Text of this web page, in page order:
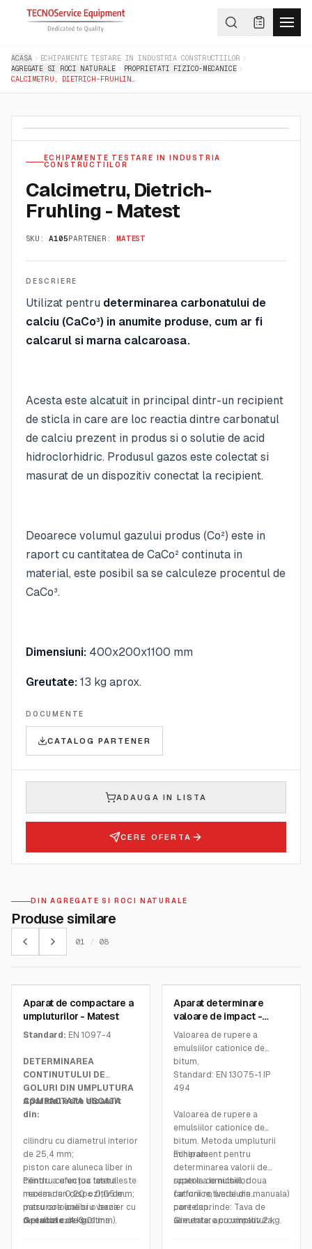
ACASA
ECHIPAMENTE TESTARE IN INDUSTRIA CONSTRUCTIILOR
AGREGATE SI ROCI NATURALE
PROPRIETATI FIZICO-MECANICE
ECHIPAMENTE TESTARE IN INDUSTRIA
CONSTRUCTIILOR
Calcimetru, Dietrich-
Fruhling - Matest
SKU: A105PARTENER: MATEST
DESCRIERE
Utilizat pentru determinarea carbonatului de
calciu (CaCo³) in anumite produse, cum ar fi
calcarul si marna calcaroasa.
Acesta este alcatuit in principal dintr-un recipient
de sticla in care are loc reactia dintre carbonatul
de calciu prezent in produs si o solutie de acid
hidroclorhidric. Produsul gazos este colectat si
masurat de un dispozitiv conectat la recipient.
Deoarece volumul gazului produs (Co²) este in
raport cu cantitatea de CaCo² continuta in
material, este posibil sa se calculeze procentul de
CaCo³.
Dimensiuni: 400x200x1100 mm
Greutate: 13 kg aprox.
DOCUMENTE
CATALOG PARTENER
ADAUGA IN LISTA
CERE OFERTA
DIN AGREGATE SI ROCI NATURALE
Produse similare
01 / 08
SKU:A124
Aparat de compactare a
umpluturilor - Matest
Standard: EN 1097-4
DETERMINAREA
CONTINUTULUI DE
GOLURI DIN UMPLUTURA
COMPACTATA USCATA
Aparatul este alcatuit
din:
cilindru cu diametrul interior
de 25,4 mm;
piston care aluneca liber in
cilindru cu un joc lateral
maxim de 0,20 ± 0,05 mm;
patru coloane si o baza
metalica care sustine
Pentru a efectua testul este
necesar un dispozitiv de
masurare (calibru vernier cu
o precizie de 0,01 mm).
Greutate:4 kg
SKU:B090
Aparat determinare
valoare de impact -
Matest
Valoarea de rupere a
emulsiilor cationice de
bitum,
Standard: EN 13075-1 IP
494
Valoarea de rupere a
emulsiilor cationice de
bitum. Metoda umpluturii
minerale
Echipament pentru
determinarea valorii de
rupere a emulsiilor
cationice, (versiune manuala)
care cuprinde: Tava de
alimentare cu umplutura,
spatula de nichel, doua
farfurii rotunde din
portelan.
Greutate: aproximativ 2 kg.